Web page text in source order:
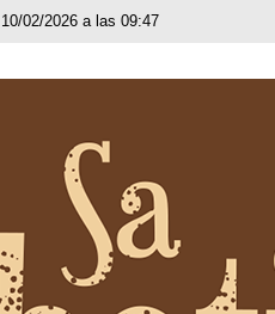
10/02/2026 a las 09:47